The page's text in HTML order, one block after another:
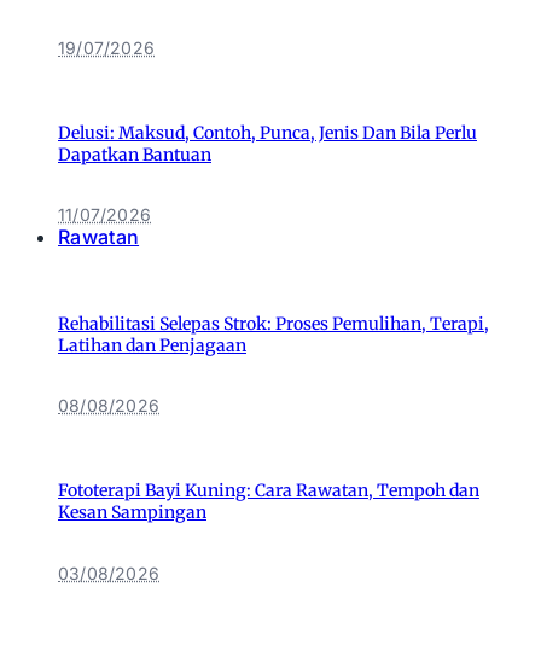
19/07/2026
Delusi: Maksud, Contoh, Punca, Jenis Dan Bila Perlu
Dapatkan Bantuan
11/07/2026
Rawatan
Rehabilitasi Selepas Strok: Proses Pemulihan, Terapi,
Latihan dan Penjagaan
08/08/2026
Fototerapi Bayi Kuning: Cara Rawatan, Tempoh dan
Kesan Sampingan
03/08/2026